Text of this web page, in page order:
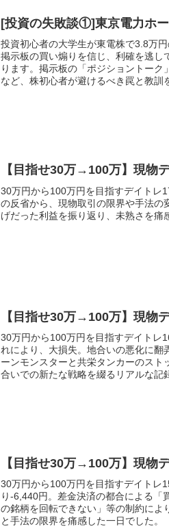
[投資の失敗談①]東京電力ホ
投資初心者の大学生が東電株で3.8万
掲示板の買い煽りを信じ、利確を逃し
ります。掲示板の「ポジショントーク
など、株初心者が避けるべき罠と教訓
【目指せ30万→100万】現物
30万円から100万円を目指すデイトレ
の反省から、現物取引の限界や手法の
げだった利益を振り返り、未熟さを痛
【目指せ30万→100万】現物
30万円から100万円を目指すデイトレ
れにより、大損失。地合いの悪化に翻
ーンモンスターと共栄タンカーのスト
合いでの新たな戦略を綴るリアルな記
【目指せ30万→100万】現物
30万円から100万円を目指すデイトレ
り-6,440円。差金決済の都合による「
の銘柄を回転できない」等の制約によ
と手法の限界を痛感した一日でした。